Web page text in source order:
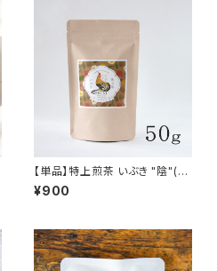
【単品】特上煎茶 いぶき "陰"(5
0gクラフトパッケージ)／始まり
の朝を彩る濃厚なお茶
¥900